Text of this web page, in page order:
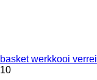
basket werkkooi
10